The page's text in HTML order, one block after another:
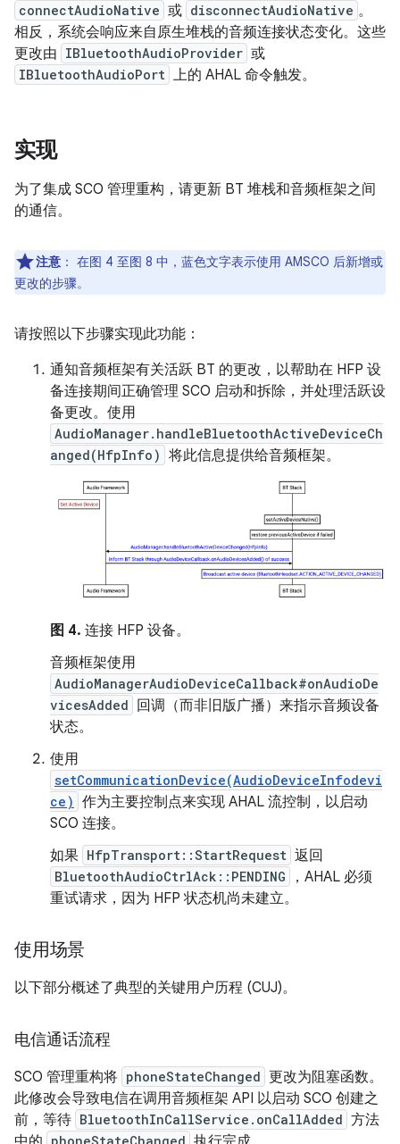
connectAudioNative 或 disconnectAudioNative 。
相反，系统会响应来自原生堆栈的音频连接状态变化。这些
更改由 IBluetoothAudioProvider 或
IBluetoothAudioPort 上的 AHAL 命令触发。
实现
为了集成 SCO 管理重构，请更新 BT 堆栈和音频框架之间
的通信。
注意 ： 在图 4 至图 8 中，蓝色文字表示使用 AMSCO 后新增或
更改的步骤。
请按照以下步骤实现此功能：
通知音频框架有关活跃 BT 的更改，以帮助在 HFP 设
备连接期间正确管理 SCO 启动和拆除，并处理活跃设
备更改。使用
AudioManager.handleBluetoothActiveDeviceCh
anged(HfpInfo) 将此信息提供给音频框架。
图 4. 连接 HFP 设备。
音频框架使用
AudioManagerAudioDeviceCallback#onAudioDe
vicesAdded 回调（而非旧版广播）来指示音频设备
状态。
使用
setCommunicationDevice(AudioDeviceInfodevi
ce) 作为主要控制点来实现 AHAL 流控制，以启动
SCO 连接。
如果 HfpTransport::StartRequest 返回
BluetoothAudioCtrlAck::PENDING
，AHAL 必须
重试请求，因为 HFP 状态机尚未建立。
使用场景
以下部分概述了典型的关键用户历程 (CUJ)。
电信通话流程
SCO 管理重构将 phoneStateChanged 更改为阻塞函数。
此修改会导致电信在调用音频框架 API 以启动 SCO 创建之
前，等待 BluetoothInCallService.onCallAdded 方法
phoneStateChanged